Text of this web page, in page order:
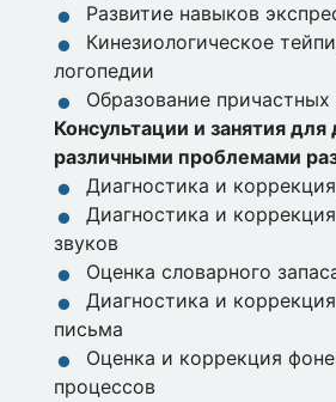
Развитие навыков
Кинезиологическое
логопедии
Образование причастных
Консультации и занятия для
различными проблемами
Диагностика и
Диагностика и
звуков
Оценка словарного
Диагностика и
письма
Оценка и коррекция
процессов